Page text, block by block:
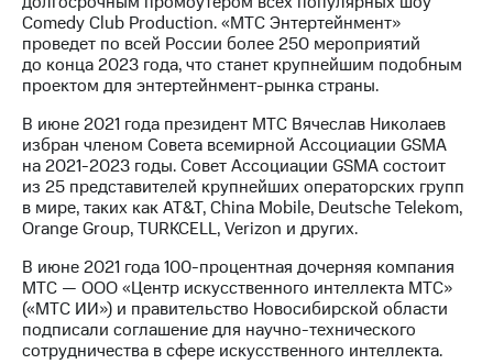
Comedy Club Production. «МТС Энтертейнмент»
проведет по всей России более 250 мероприятий
до конца 2023 года, что станет крупнейшим подобным
проектом для энтертейнмент-рынка страны.
В июне 2021 года президент МТС Вячеслав Николаев
избран членом Совета всемирной Ассоциации GSMA
на 2021-2023 годы. Совет Ассоциации GSMA состоит
из 25 представителей крупнейших операторских групп
в мире, таких как AT&T, China Mobile, Deutsche Telekom,
Orange Group, TURKCELL, Verizon и других.
В июне 2021 года 100-процентная дочерняя компания
МТС — ООО «Центр искусственного интеллекта МТС»
(«МТС ИИ») и правительство Новосибирской области
подписали соглашение для научно-технического
сотрудничества в сфере искусственного интеллекта.